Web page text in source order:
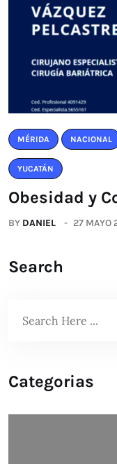
MÉRIDA NACIONAL
YUCATÁN
Obesidad y
BY DANIEL 27 MAYO
Search
Categorias